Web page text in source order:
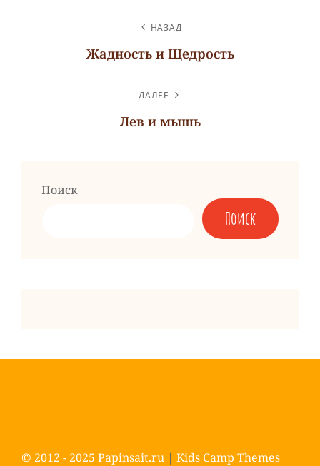
НАЗАД
Жадность и Щедрость
ДАЛЕЕ
Лев и мышь
Поиск
Поиск
© 2012 - 2025 Papinsait.ru | Kids Camp Themes